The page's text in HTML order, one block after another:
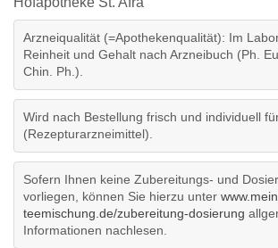
Arzneiqualität (=Apothekenqualität): Im
Reinheit und Gehalt nach Arzneibuch (Ph.
Chin. Ph.).
Wird nach Bestellung frisch und individuell
(Rezepturarzneimittel).
Sofern Ihnen keine Zubereitungs- und
vorliegen, können Sie hierzu unter
teemischung.de/zubereitung-dosierung
Informationen nachlesen.